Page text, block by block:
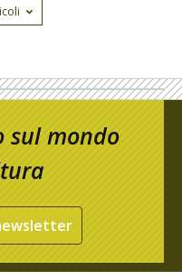
sul mondo